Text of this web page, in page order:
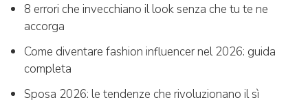
8 errori che invecchiano il look senza che tu te ne
accorga
Come diventare fashion influencer nel 2026: guida
completa
Sposa 2026: le tendenze che rivoluzionano il sì